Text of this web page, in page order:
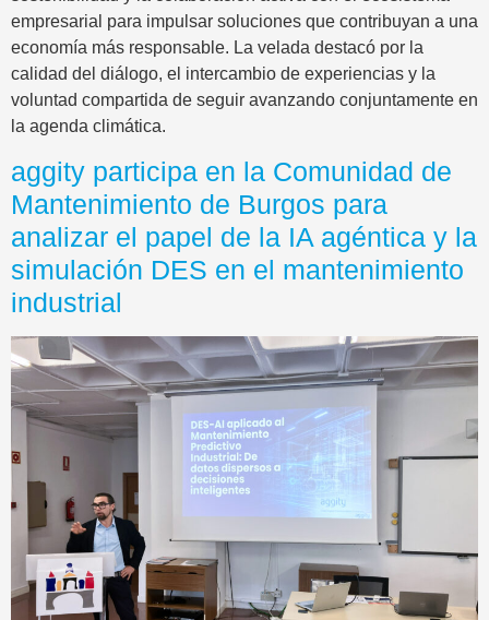
empresarial para impulsar soluciones que contribuyan a una
economía más responsable. La velada destacó por la
calidad del diálogo, el intercambio de experiencias y la
voluntad compartida de seguir avanzando conjuntamente en
la agenda climática.
aggity participa en la Comunidad de
Mantenimiento de Burgos para
analizar el papel de la IA agéntica y la
simulación DES en el mantenimiento
industrial